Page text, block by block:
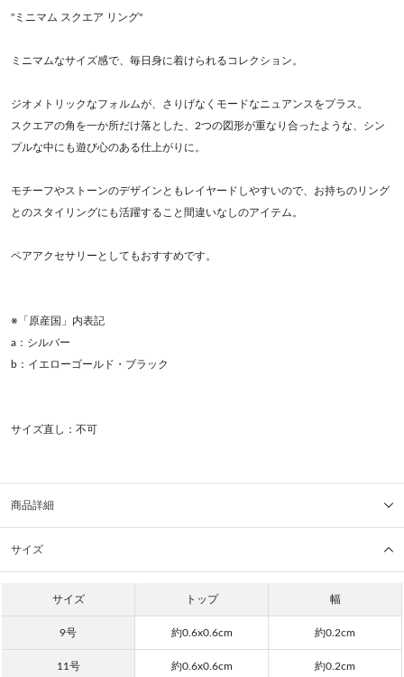
"ミニマム スクエア リング"
ミニマムなサイズ感で、毎日身に着けられるコレクション。
ジオメトリックなフォルムが、さりげなくモードなニュアンスをプラス。
スクエアの角を一か所だけ落とした、2つの図形が重なり合ったような、シン
プルな中にも遊び心のある仕上がりに。
モチーフやストーンのデザインともレイヤードしやすいので、お持ちのリング
とのスタイリングにも活躍すること間違いなしのアイテム。
ペアアクセサリーとしてもおすすめです。
※「原産国」内表記
a：シルバー
b：イエローゴールド・ブラック
サイズ直し：不可
商品詳細
サイズ
サイズ トップ 幅
9号 約0.6x0.6cm 約0.2cm
11号 約0.6x0.6cm 約0.2cm